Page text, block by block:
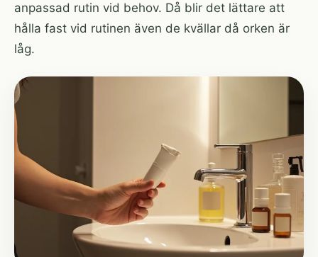
anpassad rutin vid behov. Då blir det lättare att
hålla fast vid rutinen även de kvällar då orken är
låg.